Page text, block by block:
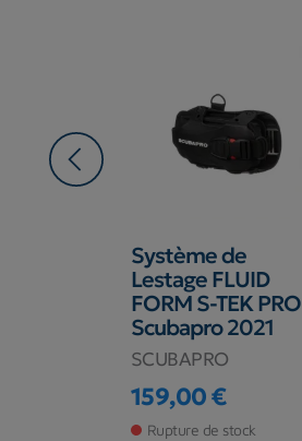
Système de
Lestage FLUID
FORM S-TEK PRO
Scubapro 2021
SCUBAPRO
Prix
159,00 €
Rupture de stock